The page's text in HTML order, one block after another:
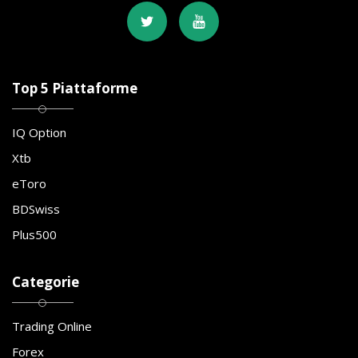
Top 5 Piattaforme
IQ Option
Xtb
eToro
BDSwiss
Plus500
Categorie
Trading Online
Forex